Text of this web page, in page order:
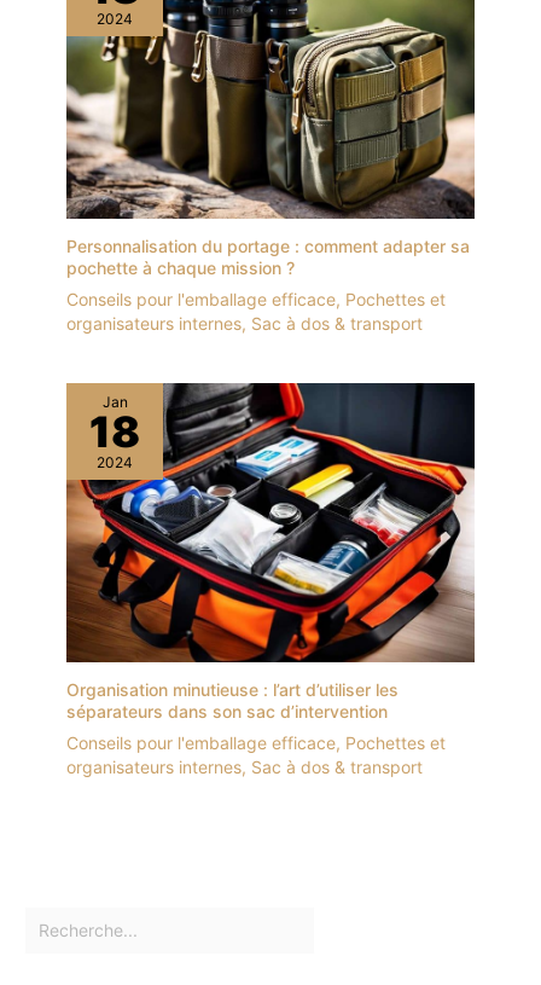
2024
Personnalisation du portage : comment adapter sa
pochette à chaque mission ?
Conseils pour l'emballage efficace, Pochettes et
organisateurs internes, Sac à dos & transport
Jan
18
2024
Organisation minutieuse : l’art d’utiliser les
séparateurs dans son sac d’intervention
Conseils pour l'emballage efficace, Pochettes et
organisateurs internes, Sac à dos & transport